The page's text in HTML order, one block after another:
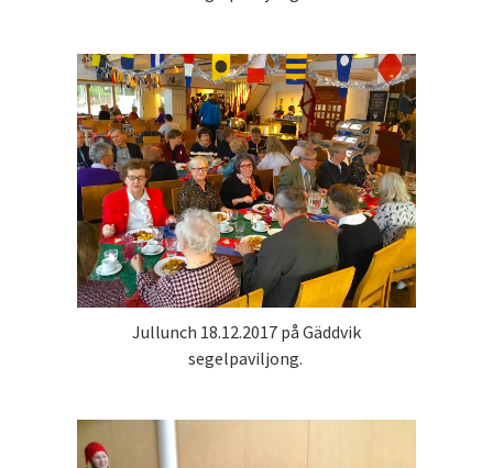
Jullunch 18.12.2017 på Gäddvik
segelpaviljong.